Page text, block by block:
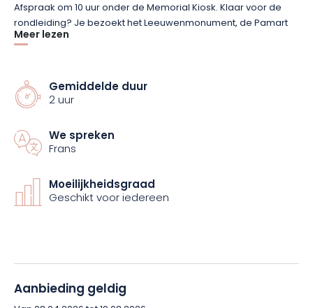
Afspraak om 10 uur onder de Memorial Kiosk. Klaar voor de
rondleiding? Je bezoekt het Leeuwenmonument, de Pamart
Kazemat en de grotschuilplaats…. Deze verrassende 2 uur
Vergeet niet om geschikt schoeisel mee te nemen voor
Meer lezen
Gemiddelde duur
2 uur
We spreken
Frans
Moeilijkheidsgraad
Geschikt voor iedereen
Aanbieding geldig